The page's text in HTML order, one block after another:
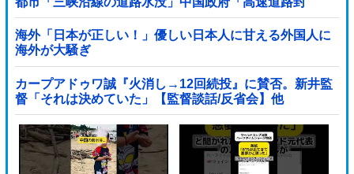
鎖！」中国ダム「緊急放流に合わせて開門（土砂崩れ発
生」→
海外「日本が正しい！」優しい日本人に甘える外国人に
海外が大騒ぎ
カープアドゥワ誠『火消し→12回続投』に賛否。新井監
督「それは決めていた」【監督談話/反省会】他